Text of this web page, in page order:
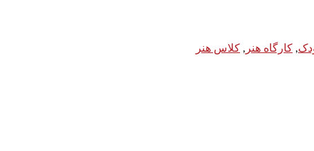
, کارگاه هنر , کلاس هنر